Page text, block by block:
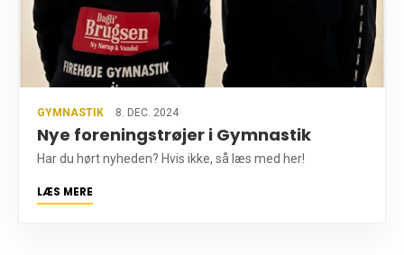
GYMNASTIK 8. DEC. 2024
Nye foreningstrøjer i Gymnastik
Har du hørt nyheden? Hvis ikke, så læs med her!
LÆS MERE